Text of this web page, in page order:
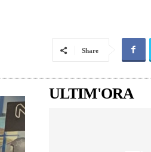
Share
ULTIM'ORA